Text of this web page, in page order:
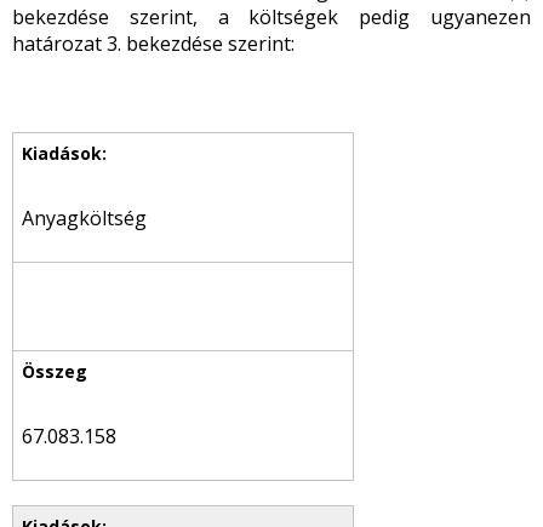
bekezdése szerint, a költségek pedig ugyanezen
határozat 3. bekezdése szerint:
Anyagköltség
67.083.158